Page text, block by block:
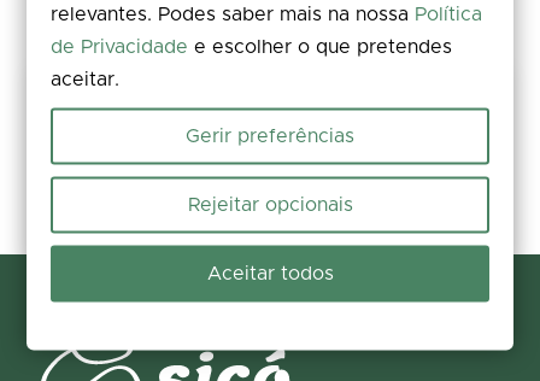
Mantém este percurso seguro
Avalia, comenta e partilha fotos. Encontraste um problema no
corrigi-la.
relevantes. Podes saber mais na nossa Política
de Privacidade e escolher o que pretendes
aceitar.
Gerir preferências
Rejeitar opcionais
Aceitar todos